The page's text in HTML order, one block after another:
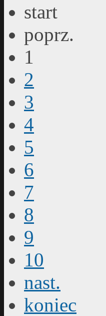
start
poprz.
1
2
3
4
5
6
7
8
9
10
nast.
koniec